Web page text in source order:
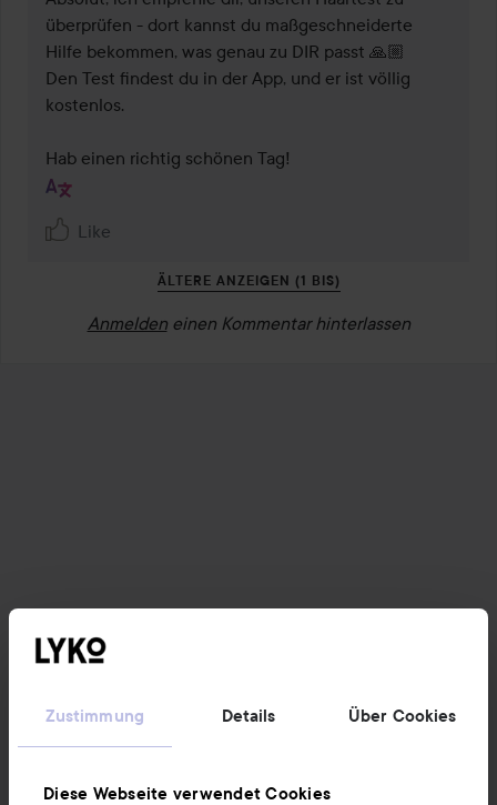
Zustimmung Details Über Cookies
Diese Webseite verwendet Cookies
überprüfen - dort kannst du maßgeschneiderte
Hilfe bekommen, was genau zu DIR passt 🙏🏼
Den Test findest du in der App, und er ist völlig
kostenlos.
Hab einen richtig schönen Tag!
Like
ÄLTERE ANZEIGEN (1 BIS)
Anmelden einen Kommentar hinterlassen